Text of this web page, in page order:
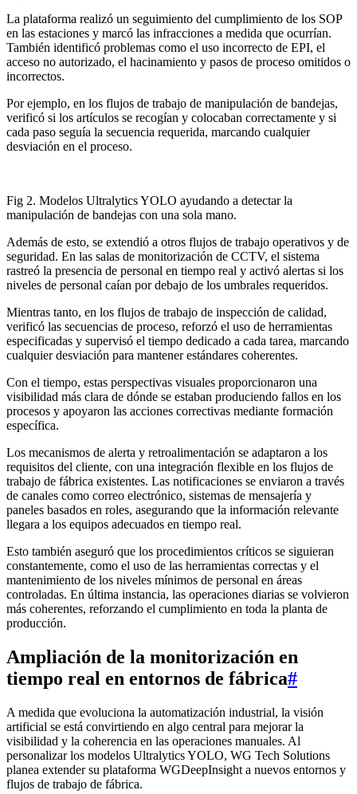
La plataforma realizó un seguimiento del cumplimiento de los SOP
en las estaciones y marcó las infracciones a medida que ocurrían.
También identificó problemas como el uso incorrecto de EPI, el
acceso no autorizado, el hacinamiento y pasos de proceso omitidos o
incorrectos.
Por ejemplo, en los flujos de trabajo de manipulación de bandejas,
verificó si los artículos se recogían y colocaban correctamente y si
cada paso seguía la secuencia requerida, marcando cualquier
desviación en el proceso.
Fig 2. Modelos Ultralytics YOLO ayudando a detectar la
manipulación de bandejas con una sola mano.
Además de esto, se extendió a otros flujos de trabajo operativos y de
seguridad. En las salas de monitorización de CCTV, el sistema
rastreó la presencia de personal en tiempo real y activó alertas si los
niveles de personal caían por debajo de los umbrales requeridos.
Mientras tanto, en los flujos de trabajo de inspección de calidad,
verificó las secuencias de proceso, reforzó el uso de herramientas
especificadas y supervisó el tiempo dedicado a cada tarea, marcando
cualquier desviación para mantener estándares coherentes.
Con el tiempo, estas perspectivas visuales proporcionaron una
visibilidad más clara de dónde se estaban produciendo fallos en los
procesos y apoyaron las acciones correctivas mediante formación
específica.
Los mecanismos de alerta y retroalimentación se adaptaron a los
requisitos del cliente, con una integración flexible en los flujos de
trabajo de fábrica existentes. Las notificaciones se enviaron a través
de canales como correo electrónico, sistemas de mensajería y
paneles basados en roles, asegurando que la información relevante
llegara a los equipos adecuados en tiempo real.
Esto también aseguró que los procedimientos críticos se siguieran
constantemente, como el uso de las herramientas correctas y el
mantenimiento de los niveles mínimos de personal en áreas
controladas. En última instancia, las operaciones diarias se volvieron
más coherentes, reforzando el cumplimiento en toda la planta de
producción.
Ampliación de la monitorización en
tiempo real en entornos de fábrica#
A medida que evoluciona la automatización industrial, la visión
artificial se está convirtiendo en algo central para mejorar la
visibilidad y la coherencia en las operaciones manuales. Al
personalizar los modelos Ultralytics YOLO, WG Tech Solutions
planea extender su plataforma WGDeepInsight a nuevos entornos y
flujos de trabajo de fábrica.